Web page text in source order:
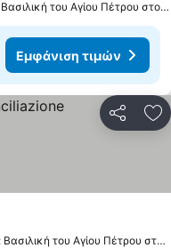
1.0 χλμ. από: Βασιλική του Αγίου Πέτρου στο Βατικανό
Εμφάνιση τιμών
0.5 χλμ. από: Βασιλική του Αγίου Πέτρου στο Βατικανό